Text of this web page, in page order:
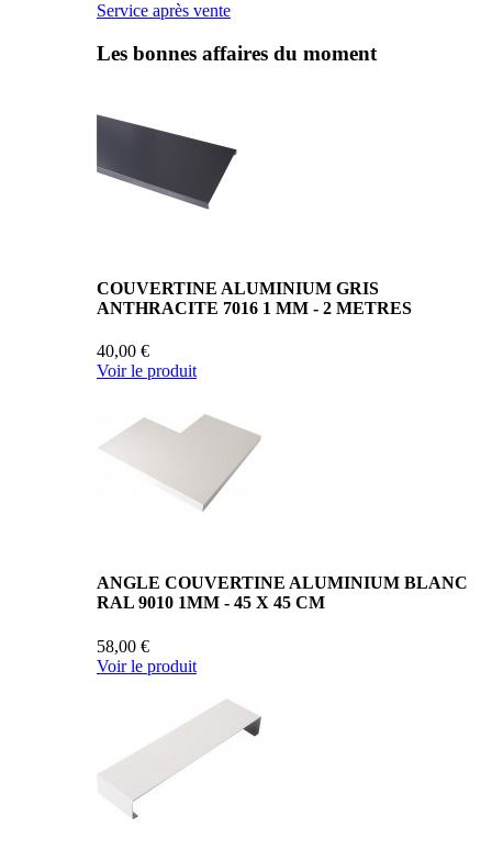
Service après vente
Les bonnes affaires du moment
COUVERTINE ALUMINIUM GRIS
ANTHRACITE 7016 1 MM - 2 METRES
40,00 €
Voir le produit
ANGLE COUVERTINE ALUMINIUM BLANC
RAL 9010 1MM - 45 X 45 CM
58,00 €
Voir le produit